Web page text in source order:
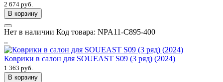
2 674 руб.
В корзину
Нет в наличии Код товара: NPA11-C895-400
..
Коврики в салон для SOUEAST S09 (3 ряд) (2024)
1 363 руб.
В корзину